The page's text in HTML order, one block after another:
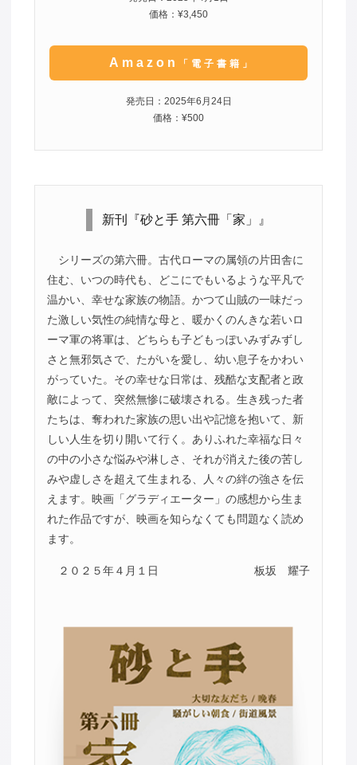
価格：¥3,450
Amazon 「電子書籍」
発売日：2025年6月24日
価格：¥500
新刊『砂と手 第六冊「家」』
シリーズの第六冊。古代ローマの属領の片田舎に
住む、いつの時代も、どこにでもいるような平凡で
温かい、幸せな家族の物語。かつて山賊の一味だっ
た激しい気性の純情な母と、暖かくのんきな若いロ
ーマ軍の将軍は、どちらも子どもっぽいみずみずし
さと無邪気さで、たがいを愛し、幼い息子をかわい
がっていた。その幸せな日常は、残酷な支配者と政
敵によって、突然無惨に破壊される。生き残った者
たちは、奪われた家族の思い出や記憶を抱いて、新
しい人生を切り開いて行く。ありふれた幸福な日々
の中の小さな悩みや淋しさ、それが消えた後の苦し
みや虚しさを超えて生まれる、人々の絆の強さを伝
えます。映画「グラディエーター」の感想から生ま
れた作品ですが、映画を知らなくても問題なく読め
ます。
２０２５年４月１日 板坂 耀子